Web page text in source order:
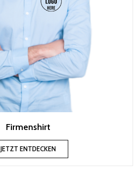
Firmenshirt
JETZT ENTDECKEN